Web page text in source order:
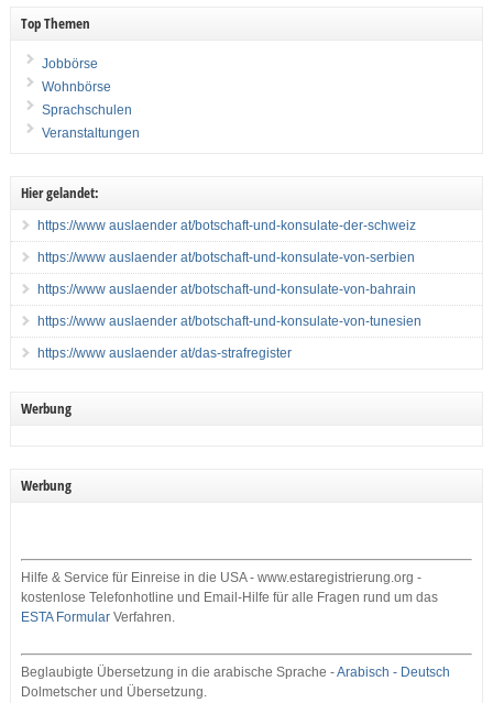
Top Themen
Jobbörse
Wohnbörse
Sprachschulen
Veranstaltungen
Hier gelandet:
https://www auslaender at/botschaft-und-konsulate-der-schweiz
https://www auslaender at/botschaft-und-konsulate-von-serbien
https://www auslaender at/botschaft-und-konsulate-von-bahrain
https://www auslaender at/botschaft-und-konsulate-von-tunesien
https://www auslaender at/das-strafregister
Werbung
Werbung
Hilfe & Service für Einreise in die USA - www.estaregistrierung.org -
kostenlose Telefonhotline und Email-Hilfe für alle Fragen rund um das
ESTA FormularVerfahren.
Beglaubigte Übersetzung in die arabische Sprache -Arabisch - Deutsch
Dolmetscher und Übersetzung.